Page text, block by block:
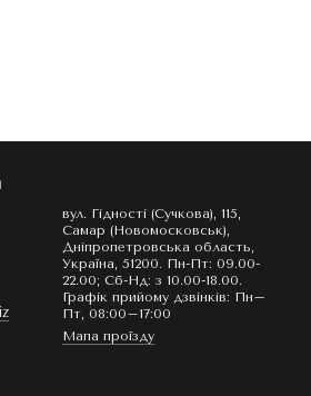
вул. Гідності (Сучкова), 115,
Самар (Новомосковськ),
Дніпропетровська область,
Україна, 51200. Пн-Пт: 09.00-
22.00; Сб-Нд: з 10.00-18.00.
Графік прийому дзвінків: Пн–
Пт, 08:00–17:00
Мапа проїзду